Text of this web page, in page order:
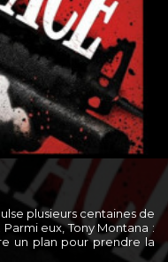
plusieurs centaines de
eux, Tony Montana :
un plan pour prendre la